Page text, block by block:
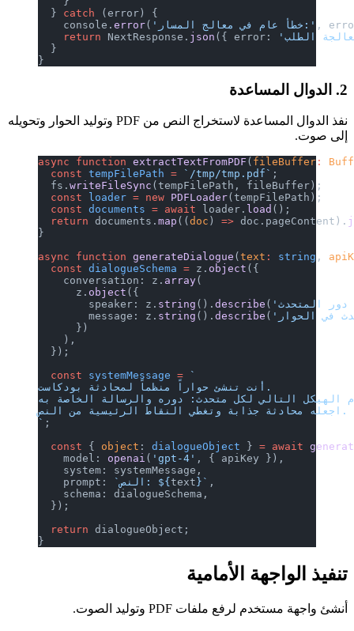
  }
catch
(error) {
    console.
error ( 'خطأ عام في معالج المسار:'
,
    return
NextResponse. json ({ error:
  }
2. الدوال المساعدة
نفذ الدوال المساعدة لاستخراج النص من PDF وتوليد الحوار وتحويله
إلى صوت.
async function extractTextFromPDF (fileBuffer
  const
tempFilePath = `/tmp/tmp.pdf`
  fs.
writeFileSync (tempFilePath, fileBuffer);
  const
loader = new PDFLoader (tempFilePath);
  const
documents = await loader.load ();
  return
documents.map (( doc ) => doc.pageContent).
async function generateDialogue (text string ,
  const
dialogueSchema = z. object ({
    conversation: z.
array
      z.
object ({
        speaker: z.
string ().describe (
        message: z.
string ().describe (
      })
    ),
  });
  const
systemMessage =
`
`
  const
{ object : dialogueObject } await
    model:
openai ( 'gpt-4'
, { apiKey }),
    system: systemMessage,
    prompt:
`النص: ${text }`
    schema: dialogueSchema,
  });
  return
dialogueObject;
تنفيذ الواجهة الأمامية
أنشئ واجهة مستخدم لرفع ملفات PDF وتوليد الصوت.